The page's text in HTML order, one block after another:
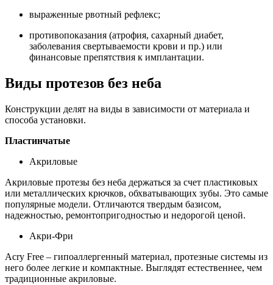
выраженные рвотный рефлекс;
противопоказания (атрофия, сахарный диабет,
заболевания свертываемости крови и пр.) или
финансовые препятствия к имплантации.
Виды протезов без неба
Конструкции делят на виды в зависимости от материала и
способа установки.
Пластинчатые
Акриловые
Акриловые протезы без неба держаться за счет пластиковых
или металлических крючков, обхватывающих зубы. Это самые
популярные модели. Отличаются твердым базисом,
надежностью, ремонтопригодностью и недорогой ценой.
Акри-Фри
Acry Free – гипоаллергенный материал, протезные системы из
него более легкие и компактные. Выглядят естественнее, чем
традиционные акриловые.